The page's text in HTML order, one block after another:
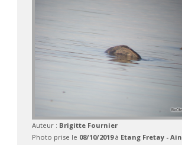
Auteur : Brigitte Fournier
Photo prise le 08/10/2019à Etang Fretay - Ain